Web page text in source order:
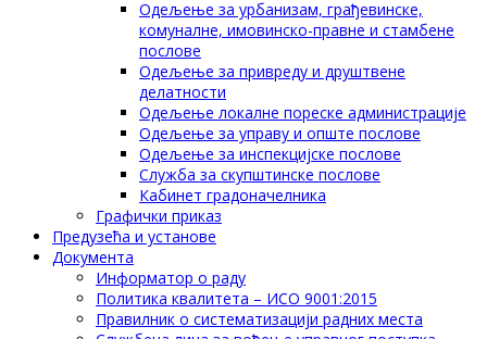
Одељење за урбанизам, грађевинске,
комуналне, имовинско-правне и стамбене
послове
Одељење за привреду и друштвене
делатности
Одељење локалне пореске администрације
Одељење за управу и опште послове
Одељење за инспекцијске послове
Служба за скупштинске послове
Кабинет градоначелника
Графички приказ
Предузећа и установе
Документа
Информатор о раду
Политика квалитета – ИСО 9001:2015
Правилник о систематизацији радних места